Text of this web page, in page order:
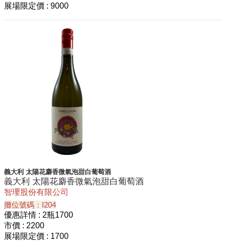
展場限定價 : 9000
義大利 太陽花麝香微氣泡甜白葡萄酒
義大利 太陽花麝香微氣泡甜白葡萄酒
智瓔股份有限公司
攤位號碼：I204
優惠詳情 : 2瓶1700
市價 : 2200
展場限定價 : 1700